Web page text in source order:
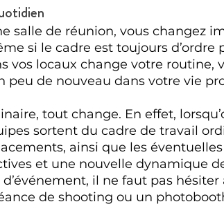
salle de réunion, vous changez
si le cadre est toujours d’ordre
vos locaux change votre routine,
peu de nouveau dans votre vie
tout change. En effet,
sortent du cadre de travail
ainsi que les
et une nouvelle dynamique
il ne faut pas hésiter
de shooting ou un